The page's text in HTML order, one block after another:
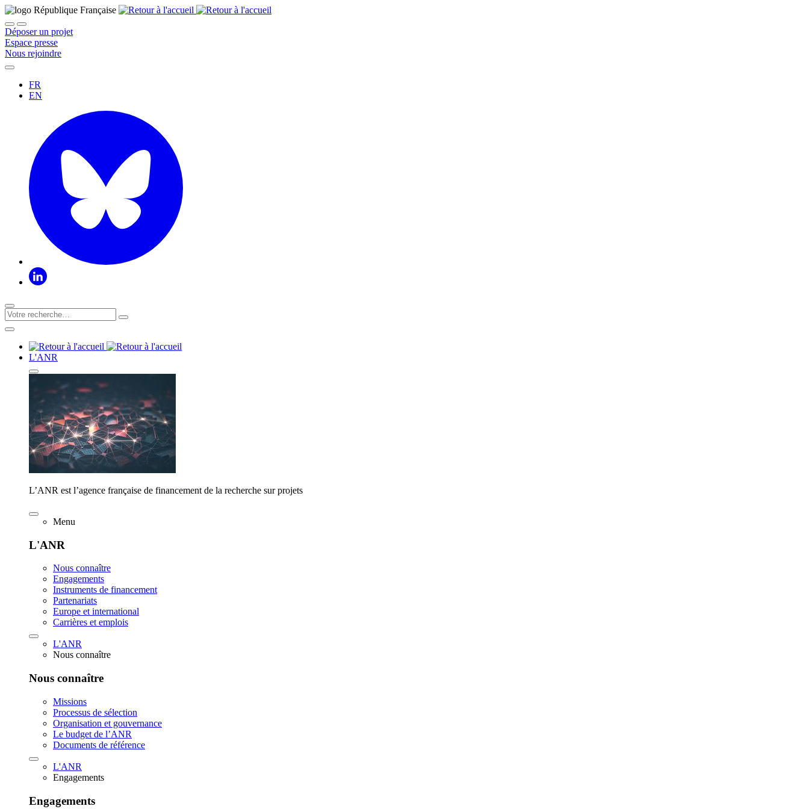
Déposer un projet
Espace presse
Nous rejoindre
FR
EN
L'ANR
L’ANR est l’agence française de financement de la recherche sur projets
Menu
L'ANR
Nous connaître
Engagements
Instruments de financement
Partenariats
Europe et international
Carrières et emplois
L'ANR
Nous connaître
Nous connaître
Missions
Processus de sélection
Organisation et gouvernance
Le budget de l’ANR
Documents de référence
L'ANR
Engagements
Engagements